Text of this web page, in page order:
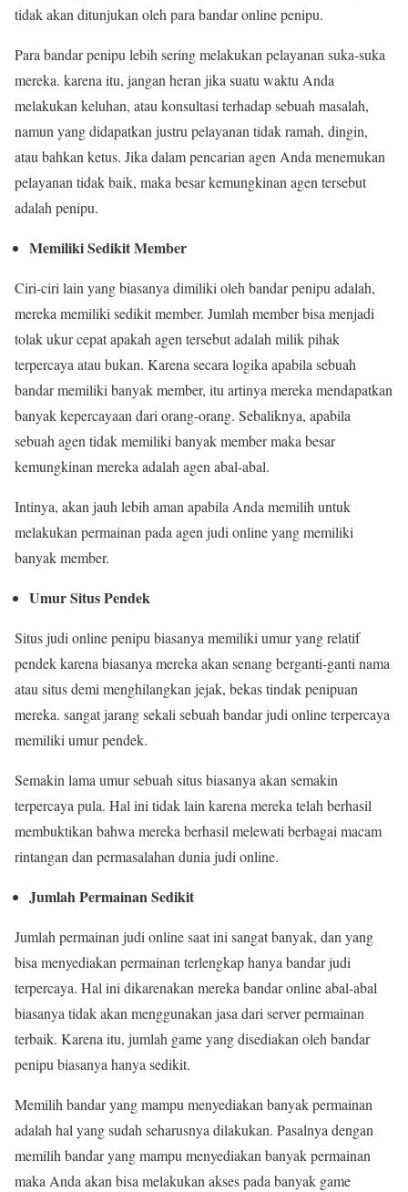
tidak akan ditunjukan oleh para bandar online penipu.
Para bandar penipu lebih sering melakukan pelayanan suka-suka
mereka. karena itu, jangan heran jika suatu waktu Anda
melakukan keluhan, atau konsultasi terhadap sebuah masalah,
namun yang didapatkan justru pelayanan tidak ramah, dingin,
atau bahkan ketus. Jika dalam pencarian agen Anda menemukan
pelayanan tidak baik, maka besar kemungkinan agen tersebut
adalah penipu.
Memiliki Sedikit Member
Ciri-ciri lain yang biasanya dimiliki oleh bandar penipu adalah,
mereka memiliki sedikit member. Jumlah member bisa menjadi
tolak ukur cepat apakah agen tersebut adalah milik pihak
terpercaya atau bukan. Karena secara logika apabila sebuah
bandar memiliki banyak member, itu artinya mereka mendapatkan
banyak kepercayaan dari orang-orang. Sebaliknya, apabila
sebuah agen tidak memiliki banyak member maka besar
kemungkinan mereka adalah agen abal-abal.
Intinya, akan jauh lebih aman apabila Anda memilih untuk
melakukan permainan pada agen judi online yang memiliki
banyak member.
Umur Situs Pendek
Situs judi online penipu biasanya memiliki umur yang relatif
pendek karena biasanya mereka akan senang berganti-ganti nama
atau situs demi menghilangkan jejak, bekas tindak penipuan
mereka. sangat jarang sekali sebuah bandar judi online terpercaya
memiliki umur pendek.
Semakin lama umur sebuah situs biasanya akan semakin
terpercaya pula. Hal ini tidak lain karena mereka telah berhasil
membuktikan bahwa mereka berhasil melewati berbagai macam
rintangan dan permasalahan dunia judi online.
Jumlah Permainan Sedikit
Jumlah permainan judi online saat ini sangat banyak, dan yang
bisa menyediakan permainan terlengkap hanya bandar judi
terpercaya. Hal ini dikarenakan mereka bandar online abal-abal
biasanya tidak akan menggunakan jasa dari server permainan
terbaik. Karena itu, jumlah game yang disediakan oleh bandar
penipu biasanya hanya sedikit.
Memilih bandar yang mampu menyediakan banyak permainan
adalah hal yang sudah seharusnya dilakukan. Pasalnya dengan
memilih bandar yang mampu menyediakan banyak permainan
maka Anda akan bisa melakukan akses pada banyak game